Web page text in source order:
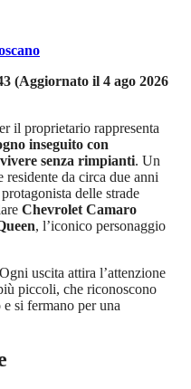
(Aggiornato il 4 ago 2026
il proprietario rappresenta
inseguito con
senza rimpianti. Un
da circa due anni
delle strade
Chevrolet Camaro
, l’iconico personaggio
uscita attira l’attenzione
piccoli, che riconoscono
si fermano per una